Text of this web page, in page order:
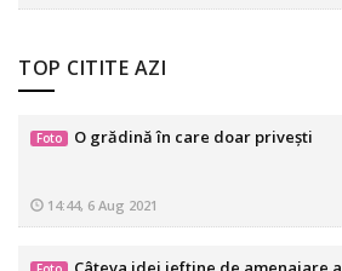
TOP CITITE AZI
Foto O grădină în care doar privești
14:44, 6 Aug 2021